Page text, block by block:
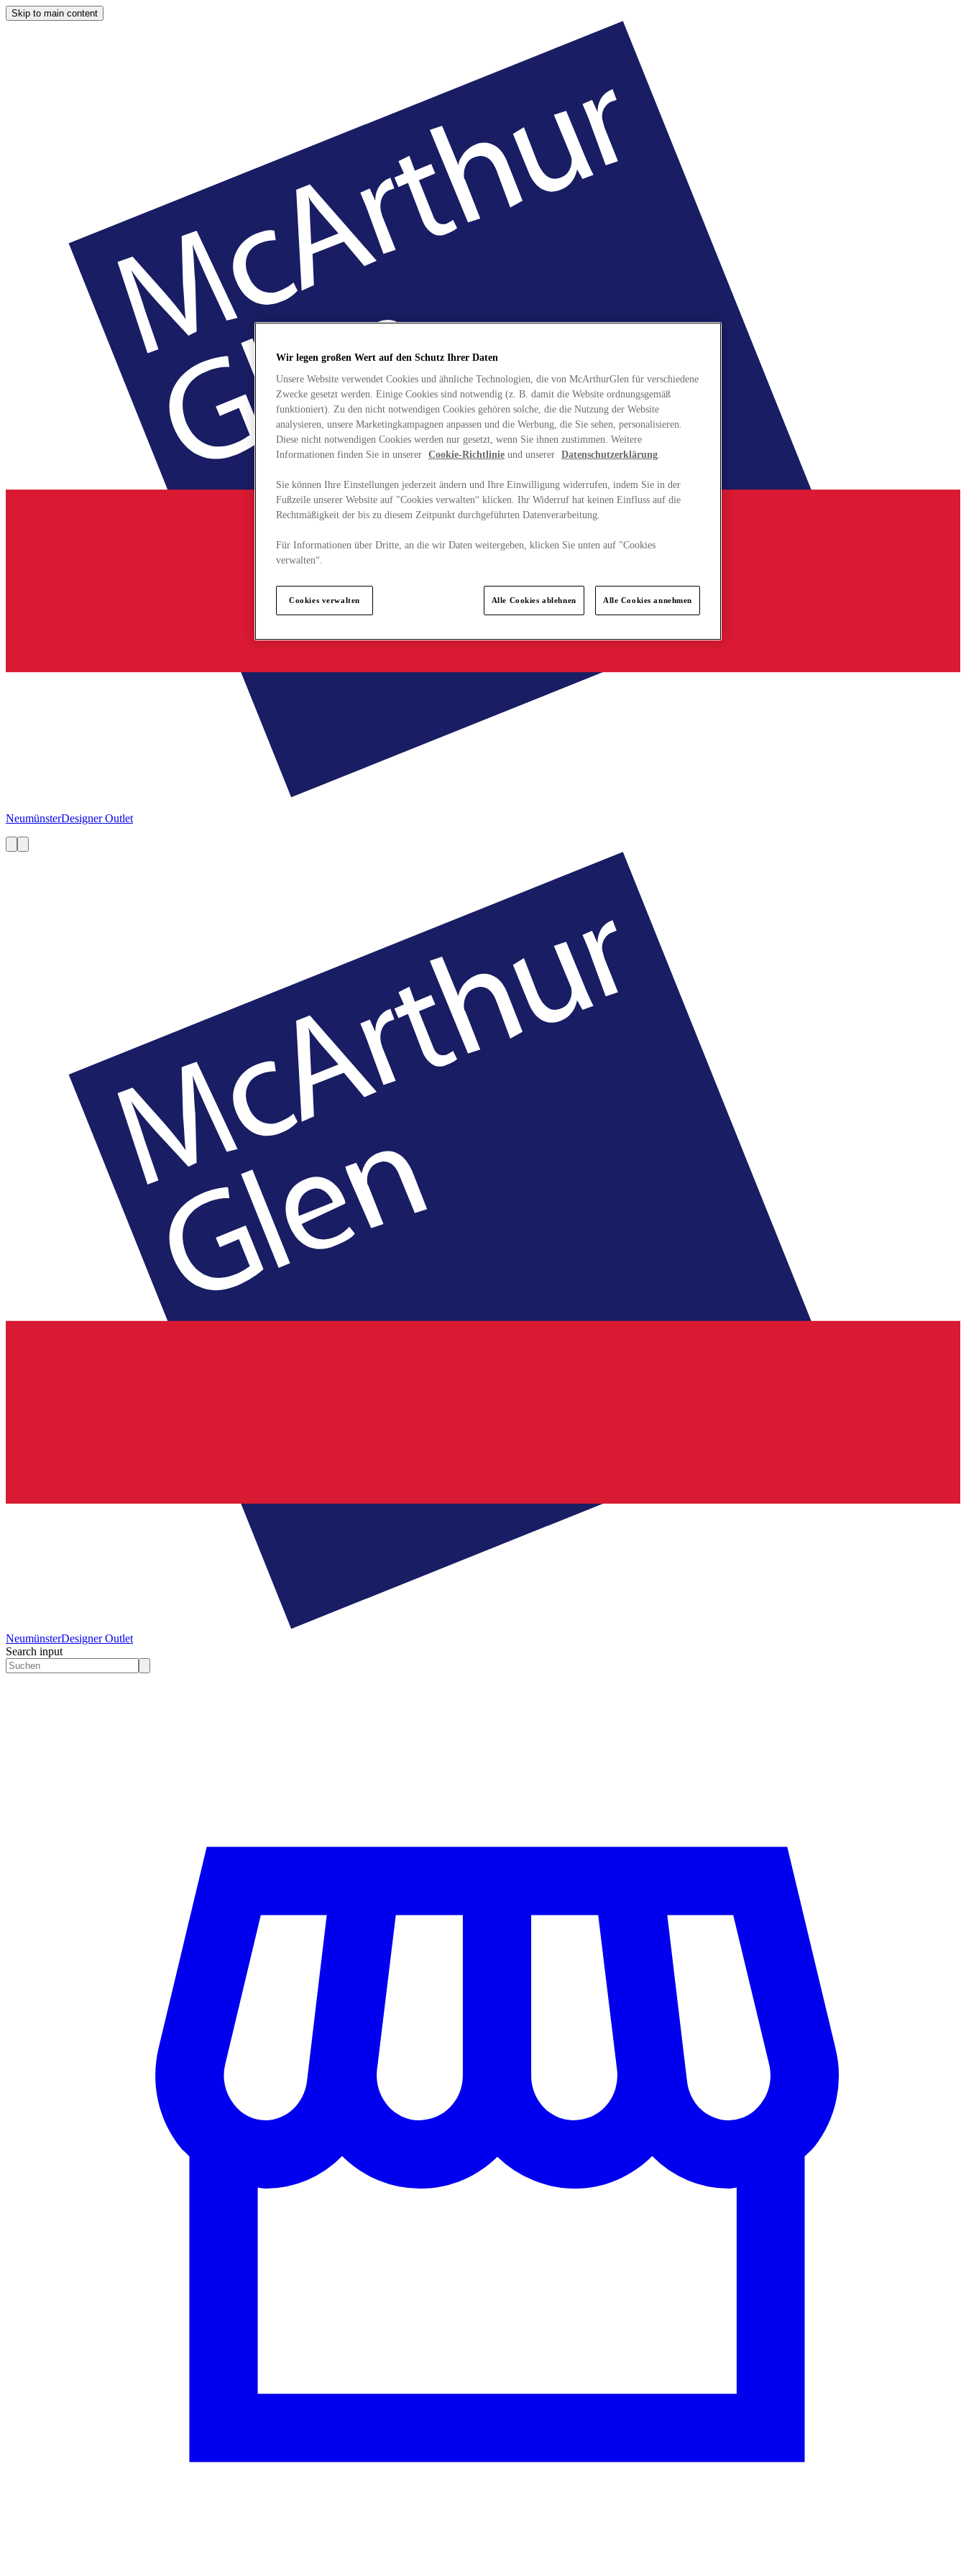
Skip to main content
NeumünsterDesigner Outlet
NeumünsterDesigner Outlet
Search input
Wir legen großen Wert auf den Schutz Ihrer Daten
Unsere Website verwendet Cookies und ähnliche Technologien, die von McArthurGlen für verschiedene
Zwecke gesetzt werden. Einige Cookies sind notwendig (z. B. damit die Website ordnungsgemäß
funktioniert). Zu den nicht notwendigen Cookies gehören solche, die die Nutzung der Website
analysieren, unsere Marketingkampagnen anpassen und die Werbung, die Sie sehen, personalisieren.
Diese nicht notwendigen Cookies werden nur gesetzt, wenn Sie ihnen zustimmen. Weitere
Informationen finden Sie in unserer Cookie-Richtlinie und unserer Datenschutzerklärung.
Sie können Ihre Einstellungen jederzeit ändern und Ihre Einwilligung widerrufen, indem Sie in der
Fußzeile unserer Website auf "Cookies verwalten“ klicken. Ihr Widerruf hat keinen Einfluss auf die
Rechtmäßigkeit der bis zu diesem Zeitpunkt durchgeführten Datenverarbeitung.
Für Informationen über Dritte, an die wir Daten weitergeben, klicken Sie unten auf "Cookies
verwalten“.
Cookies verwalten Alle Cookies ablehnen Alle Cookies annehmen